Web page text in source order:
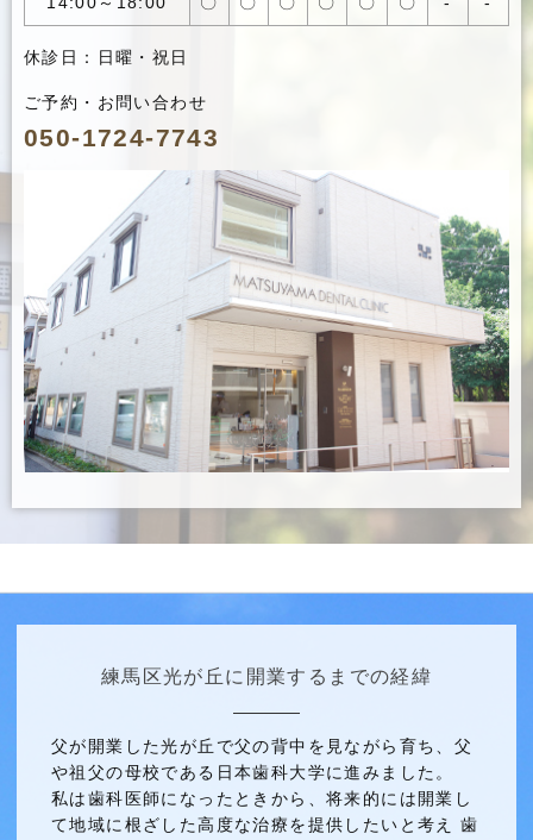
休診日：日曜・祝日
ご予約・お問い合わせ
050-1724-7743
練馬区光が丘に開業するまでの経緯
父が開業した光が丘で父の背中を見ながら育ち、父
や祖父の母校である日本歯科大学に進みました。
私は歯科医師になったときから、将来的には開業し
て地域に根ざした高度な治療を提供したいと考え 歯